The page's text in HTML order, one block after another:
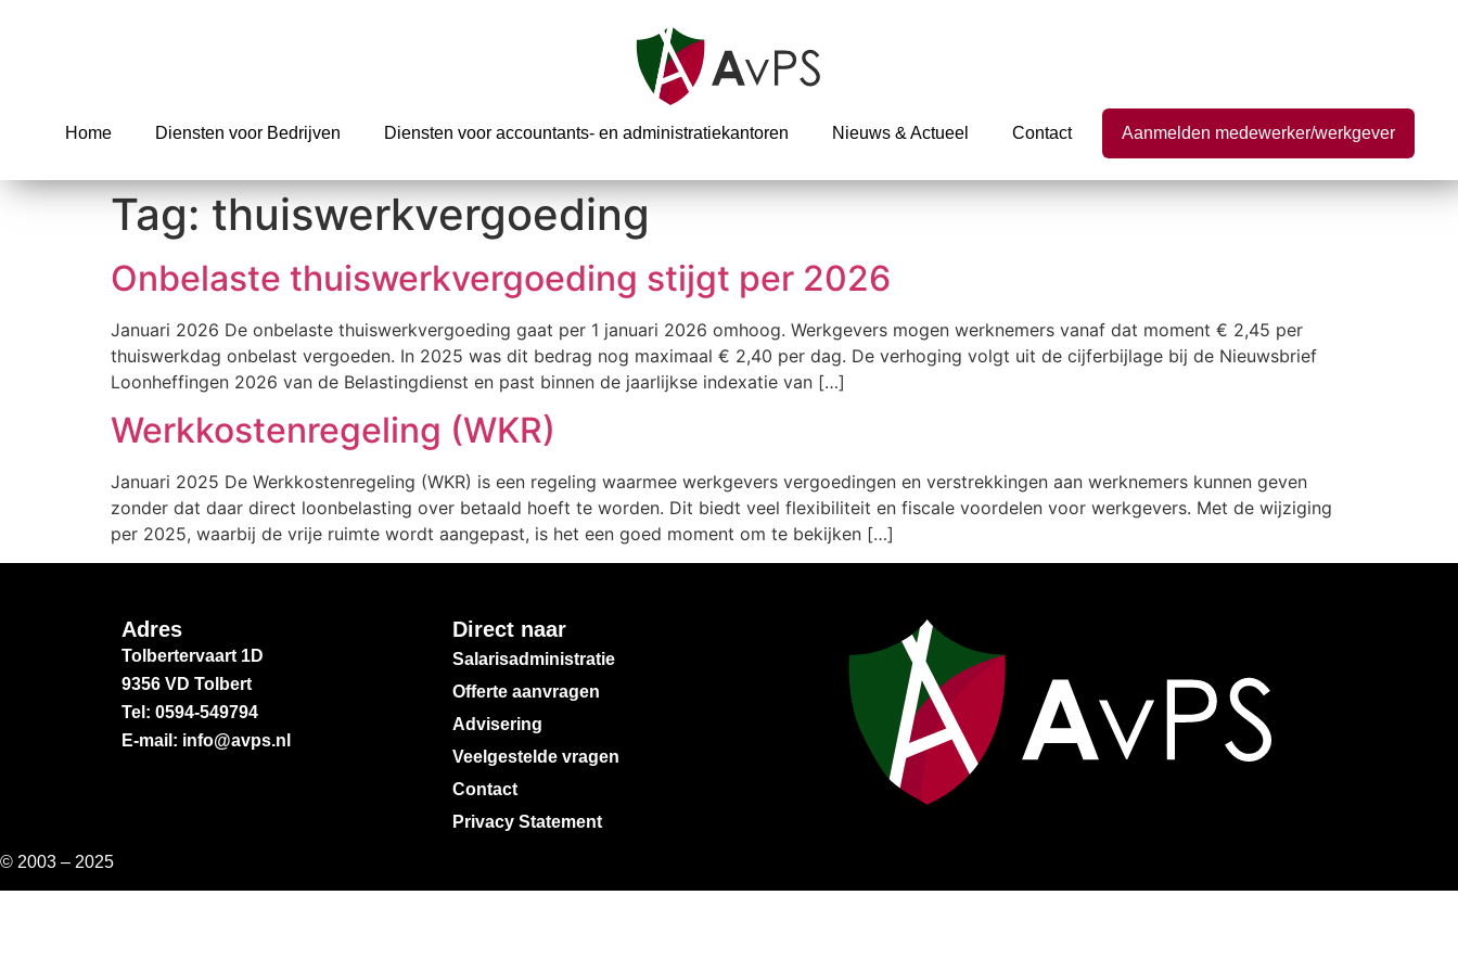
Home Diensten voor Bedrijven Diensten voor accountants- en administratiekantoren Nieuws & Actueel Contact Aanmelden medewerker/werkgever
Tag:thuiswerkvergoeding
Onbelaste thuiswerkvergoeding stijgt per 2026
Januari 2026 De onbelaste thuiswerkvergoeding gaat per 1 januari 2026 omhoog. Werkgevers mogen werknemers vanaf dat moment € 2,45 per
thuiswerkdag onbelast vergoeden. In 2025 was dit bedrag nog maximaal € 2,40 per dag. De verhoging volgt uit de cijferbijlage bij de Nieuwsbrief
Loonheffingen 2026 van de Belastingdienst en past binnen de jaarlijkse indexatie van […]
Werkkostenregeling (WKR)
Januari 2025 De Werkkostenregeling (WKR) is een regeling waarmee werkgevers vergoedingen en verstrekkingen aan werknemers kunnen geven
zonder dat daar direct loonbelasting over betaald hoeft te worden. Dit biedt veel flexibiliteit en fiscale voordelen voor werkgevers. Met de wijziging
per 2025, waarbij de vrije ruimte wordt aangepast, is het een goed moment om te bekijken […]
Adres
Tolbertervaart 1D
9356 VD Tolbert
Tel: 0594-549794
E-mail: info@avps.nl
Direct naar
Salarisadministratie
Offerte aanvragen
Advisering
Veelgestelde vragen
Contact
Privacy Statement
© 2003 – 2025